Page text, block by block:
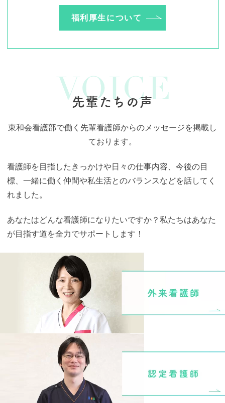
福利厚生について
先輩たちの声
東和会看護部で働く先輩看護師からのメッセージを掲載し
ております。
看護師を目指したきっかけや日々の仕事内容、今後の目
標、一緒に働く仲間や私生活とのバランスなどを話してく
れました。
あなたはどんな看護師になりたいですか？私たちはあなた
が目指す道を全力でサポートします！